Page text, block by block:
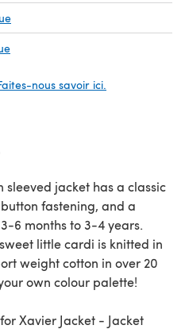
nous savoir ici.
jacket has a classic
fastening, and a
6 months to 3-4 years.
little cardi is knitted in
weight cotton in over 20
own colour palette!
Xavier Jacket - Jacket